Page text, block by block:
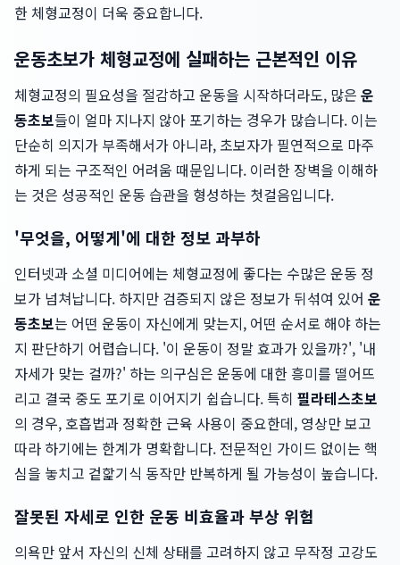
한 체형교정이 더욱 중요합니다.
운동초보가 체형교정에 실패하는 근본적인 이유
체형교정의 필요성을 절감하고 운동을 시작하더라도, 많은 운
동초보들이 얼마 지나지 않아 포기하는 경우가 많습니다. 이는
단순히 의지가 부족해서가 아니라, 초보자가 필연적으로 마주
하게 되는 구조적인 어려움 때문입니다. 이러한 장벽을 이해하
는 것은 성공적인 운동 습관을 형성하는 첫걸음입니다.
'무엇을, 어떻게'에 대한 정보 과부하
인터넷과 소셜 미디어에는 체형교정에 좋다는 수많은 운동 정
보가 넘쳐납니다. 하지만 검증되지 않은 정보가 뒤섞여 있어 운
동초보는 어떤 운동이 자신에게 맞는지, 어떤 순서로 해야 하는
지 판단하기 어렵습니다. '이 운동이 정말 효과가 있을까?', '내
자세가 맞는 걸까?' 하는 의구심은 운동에 대한 흥미를 떨어뜨
리고 결국 중도 포기로 이어지기 쉽습니다. 특히 필라테스초보
의 경우, 호흡법과 정확한 근육 사용이 중요한데, 영상만 보고
따라 하기에는 한계가 명확합니다. 전문적인 가이드 없이는 핵
심을 놓치고 겉핥기식 동작만 반복하게 될 가능성이 높습니다.
잘못된 자세로 인한 운동 비효율과 부상 위험
의욕만 앞서 자신의 신체 상태를 고려하지 않고 무작정 고강도